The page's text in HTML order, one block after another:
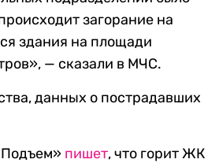
загорание на
здания на площади
— сказали в МЧС.
данных о пострадавших
пишет, что горит ЖК